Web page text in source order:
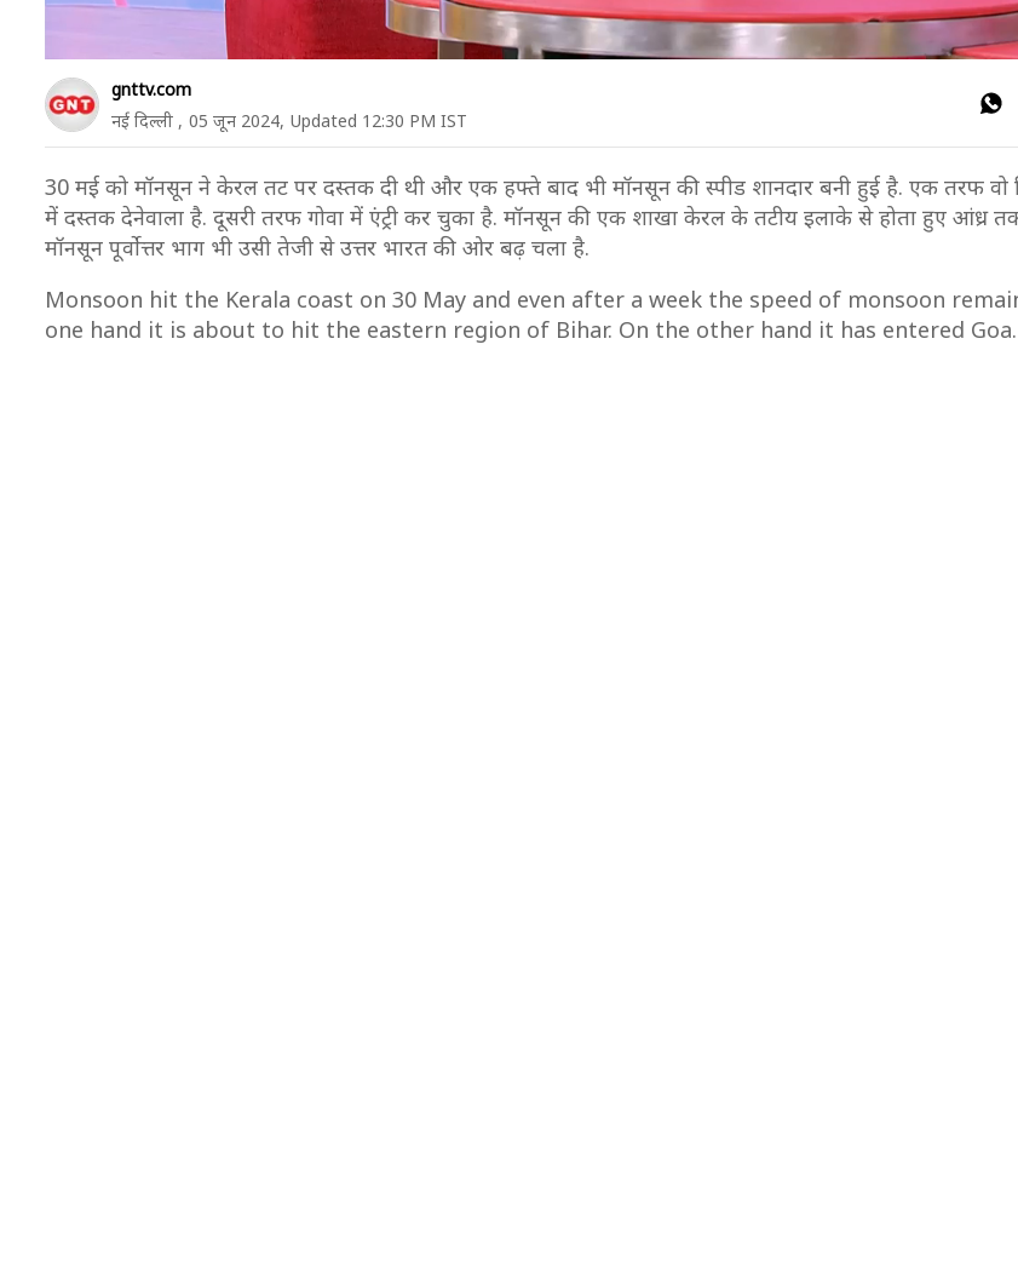
gnttv.com
नई दिल्ली , 05 जून 2024, Updated 12:30 PM IST
30 मई को मॉनसून ने केरल तट पर दस्तक दी थी और एक हफ्ते बाद भी मॉनसून की स्पीड शानदार बनी हुई है. एक तरफ वो
में दस्तक देनेवाला है. दूसरी तरफ गोवा में एंट्री कर चुका है. मॉनसून की एक शाखा केरल के तटीय इलाके से होता हुए आंध्र
मॉनसून पूर्वोत्तर भाग भी उसी तेजी से उत्तर भारत की ओर बढ़ चला है.
Monsoon hit the Kerala coast on 30 May and even after a week the speed of monsoon
one hand it is about to hit the eastern region of Bihar. On the other hand it has entered Goa.